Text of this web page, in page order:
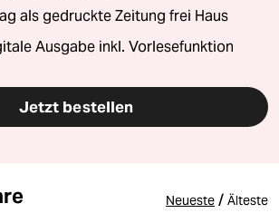
als gedruckte Zeitung frei Haus
Ausgabe inkl. Vorlesefunktion
Jetzt bestellen
Neueste / Älteste